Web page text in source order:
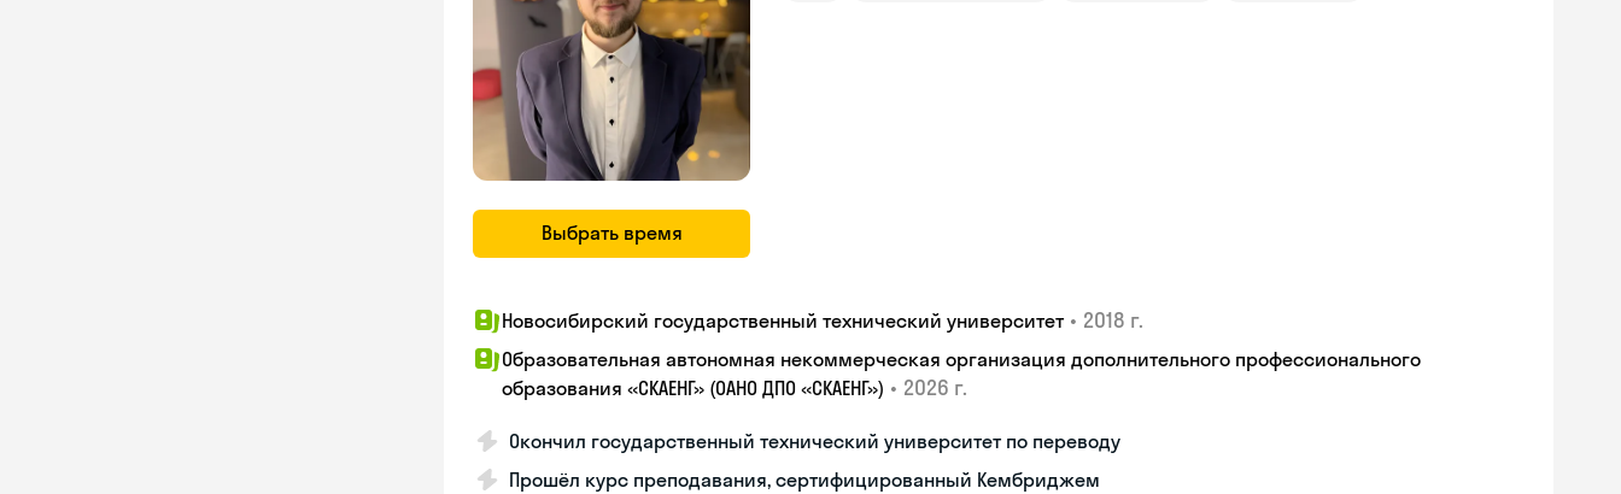
Выбрать время
Новосибирский государственный технический университет • 2018 г.
Образовательная автономная некоммерческая организация дополнительного профессионального
образования «СКАЕНГ» (ОАНО ДПО «СКАЕНГ») • 2026 г.
Окончил государственный технический университет по переводу
Прошёл курс преподавания, сертифицированный Кембриджем